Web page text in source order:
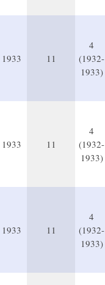
1933 11
4
(1932-
1933)
1933 11
4
(1932-
1933)
1933 11
4
(1932-
1933)